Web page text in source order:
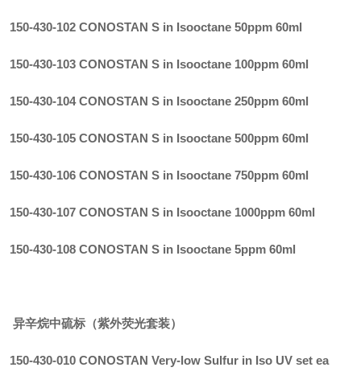
150-430-102 CONOSTAN S in Isooctane 50ppm 60ml
150-430-103 CONOSTAN S in Isooctane 100ppm 60ml
150-430-104 CONOSTAN S in Isooctane 250ppm 60ml
150-430-105 CONOSTAN S in Isooctane 500ppm 60ml
150-430-106 CONOSTAN S in Isooctane 750ppm 60ml
150-430-107 CONOSTAN S in Isooctane 1000ppm 60ml
150-430-108 CONOSTAN S in Isooctane 5ppm 60ml
异辛烷中硫标（紫外荧光套装）
150-430-010 CONOSTAN Very-low Sulfur in Iso UV set ea